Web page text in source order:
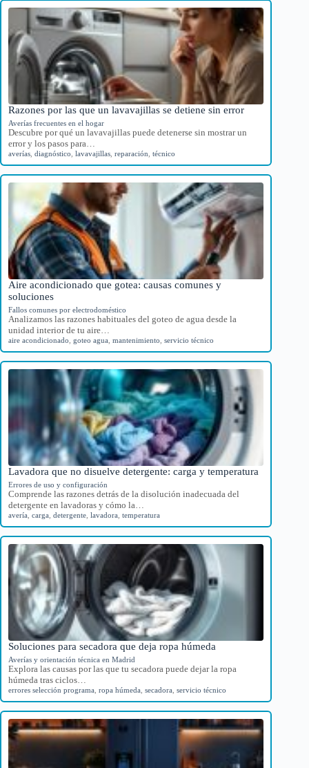
Razones por las que un lavavajillas se detiene sin error
Averías frecuentes en el hogar
Descubre por qué un lavavajillas puede detenerse sin mostrar un
error y los pasos para…
averías diagnóstico lavavajillas reparación técnico
Aire acondicionado que gotea: causas comunes y
soluciones
Fallos comunes por electrodoméstico
Analizamos las razones habituales del goteo de agua desde la
unidad interior de tu aire…
aire acondicionado goteo agua mantenimiento servicio técnico
Lavadora que no disuelve detergente: carga y temperatura
Errores de uso y configuración
Comprende las razones detrás de la disolución inadecuada del
detergente en lavadoras y cómo la…
avería carga detergente lavadora temperatura
Soluciones para secadora que deja ropa húmeda
Averías y orientación técnica en Madrid
Explora las causas por las que tu secadora puede dejar la ropa
húmeda tras ciclos…
errores selección programa ropa húmeda secadora servicio técnico